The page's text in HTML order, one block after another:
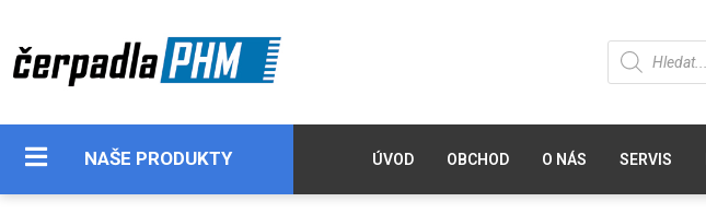
NAŠE PRODUKTY ÚVOD OBCHOD O NÁS SERVIS